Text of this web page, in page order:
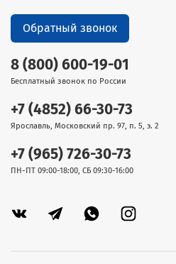
8 (800) 600-19-01
Бесплатный звонок по России
+7 (4852) 66-30-73
Ярославль, Московский пр. 97, п. 5, э. 2
+7 (965) 726-30-73
ПН-ПТ 09:00-18:00, СБ 09:30-16:00
Обратный звонок